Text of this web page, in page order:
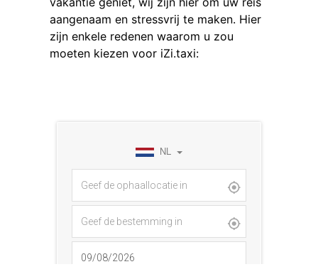
aangenaam en stressvrij te maken. Hier
zijn enkele redenen waarom u zou
moeten kiezen voor iZi.taxi: